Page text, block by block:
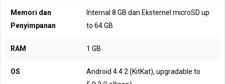
Memori dan
Penyimpanan
Internal 8 GB dan Eksternel microSD up
to 64 GB
RAM 1 GB
OS
Android 4.4.2 (KitKat), upgradable to